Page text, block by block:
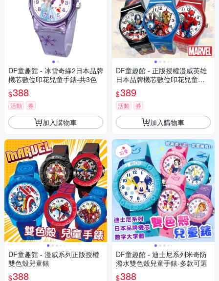
DF童趣館 - 冰雪奇緣2日本品牌
機芯數位印花兒童手錶-共3色
$388
活動 券
加入購物車
DF童趣館 - 漫威系列正版授權
雙色殼兒童錶
$388
DF童趣館 - 正版授權漫威英雄
日本品牌機芯數位印花兒童手
錶
$389
活動 券
加入購物車
DF童趣館 - 迪士尼系列米奇防
潑水雙色殼兒童手錶-多款可選
$388